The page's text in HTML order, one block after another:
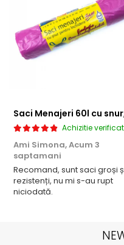
Achizitie
Ami Simona,Acum 3
saptamani
Recomand, sunt saci groși
rezistenți, nu mi s-au rupt
niciodată.